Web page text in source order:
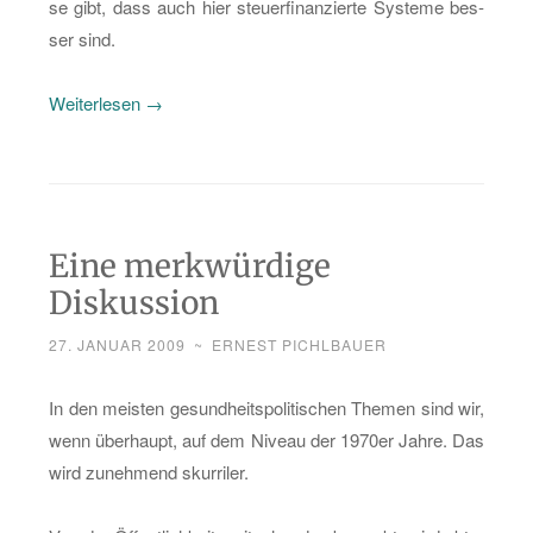
se gibt, dass auch hier steu­er­fi­nan­zier­te Sys­te­me bes­
ser sind.
Wei­ter­le­sen „Abo-
ser­
vice
ci­
Health
In­
suran­
→
Eine merkwürdige
Diskussion
27. JANUAR 2009 ~ ERNEST PICHLBAUER
In den meis­ten ge­sund­heits­po­li­ti­schen The­men sind wir,
wenn über­haupt, auf dem Ni­veau der 1970er Jahre. Das
wird zu­neh­mend skur­ri­ler.